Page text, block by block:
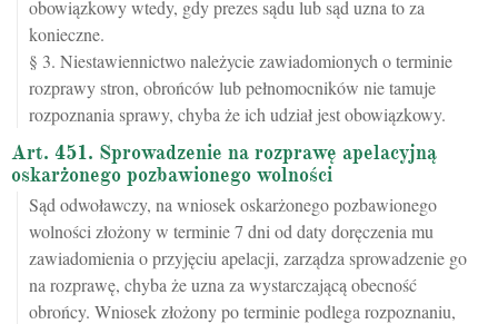
obowiązkowy wtedy, gdy prezes sądu lub sąd uzna to za
konieczne.
§ 3. Niestawiennictwo należycie zawiadomionych o terminie
rozprawy stron, obrońców lub pełnomocników nie tamuje
rozpoznania sprawy, chyba że ich udział jest obowiązkowy.
Art. 451. Sprowadzenie na rozprawę apelacyjną
oskarżonego pozbawionego wolności
Sąd odwoławczy, na wniosek oskarżonego pozbawionego
wolności złożony w terminie 7 dni od daty doręczenia mu
zawiadomienia o przyjęciu apelacji, zarządza sprowadzenie go
na rozprawę, chyba że uzna za wystarczającą obecność
obrońcy. Wniosek złożony po terminie podlega rozpoznaniu,